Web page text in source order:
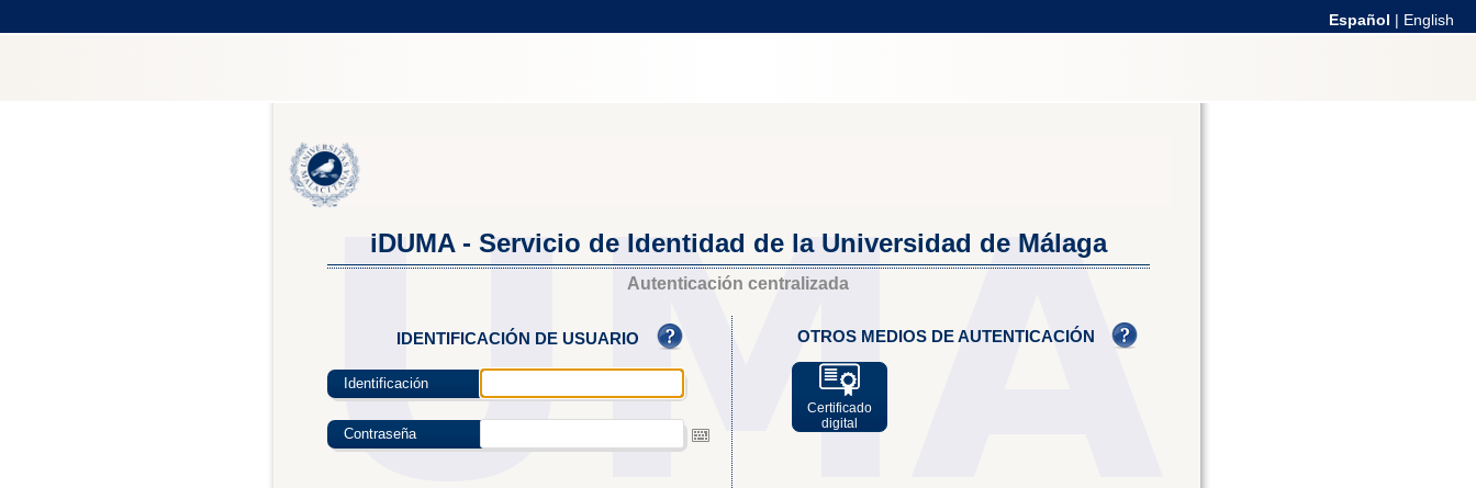
Español | English
iDUMA - Servicio de Identidad de la Universidad de Málaga
Autenticación centralizada
IDENTIFICACIÓN DE USUARIO
Identificación
Contraseña
OTROS MEDIOS DE AUTENTICACIÓN
Certificado
digital